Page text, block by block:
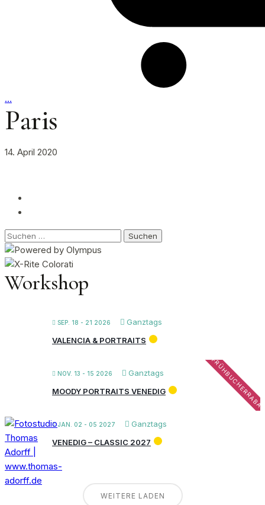
…
Paris
14. April 2020
Suchen
nach:
Workshop
SEP. 18 - 21 2026
Ganztags
VALENCIA & PORTRAITS
NOV. 13 - 15 2026 Ganztags
MOODY PORTRAITS VENEDIG
JAN. 02 - 05 2027
Ganztags
VENEDIG – CLASSIC 2027
WEITERE LADEN